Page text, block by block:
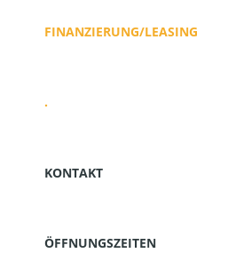
FINANZIERUNG/LEASING
.
KONTAKT
ÖFFNUNGSZEITEN